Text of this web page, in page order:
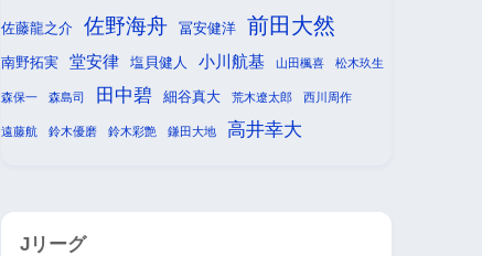
佐藤龍之介 佐野海舟 冨安健洋 前田大然
南野拓実 堂安律 塩貝健人 小川航基 山田楓喜 松木玖生
森保一 森島司 田中碧 細谷真大 荒木遼太郎 西川周作
遠藤航 鈴木優磨 鈴木彩艶 鎌田大地 高井幸大
Jリーグ